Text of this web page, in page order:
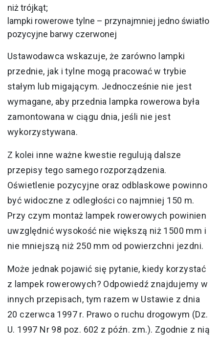
niż trójkąt;
lampki rowerowe tylne – przynajmniej jedno światło
pozycyjne barwy czerwonej
Ustawodawca wskazuje, że zarówno lampki
przednie, jak i tylne mogą pracować w trybie
stałym lub migającym. Jednocześnie nie jest
wymagane, aby przednia lampka rowerowa była
zamontowana w ciągu dnia, jeśli nie jest
wykorzystywana.
Z kolei inne ważne kwestie regulują dalsze
przepisy tego samego rozporządzenia.
Oświetlenie pozycyjne oraz odblaskowe powinno
być widoczne z odległości co najmniej 150 m.
Przy czym montaż lampek rowerowych powinien
uwzględnić wysokość nie większą niż 1500 mm i
nie mniejszą niż 250 mm od powierzchni jezdni.
Może jednak pojawić się pytanie, kiedy korzystać
z lampek rowerowych? Odpowiedź znajdujemy w
innych przepisach, tym razem w Ustawie z dnia
20 czerwca 1997 r. Prawo o ruchu drogowym (Dz.
U. 1997 Nr 98 poz. 602 z późn. zm.). Zgodnie z nią